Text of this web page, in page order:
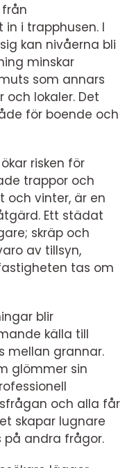
i trapphusen. I
kan nivåerna bli
minskar
som annars
och lokaler. Det
för boende och
risken för
trappor och
och vinter, är en
Ett städat
skräp och
av tillsyn,
tas om
blir
källa till
mellan grannar.
glömmer sin
och alla får
skapar lugnare
på andra frågor.